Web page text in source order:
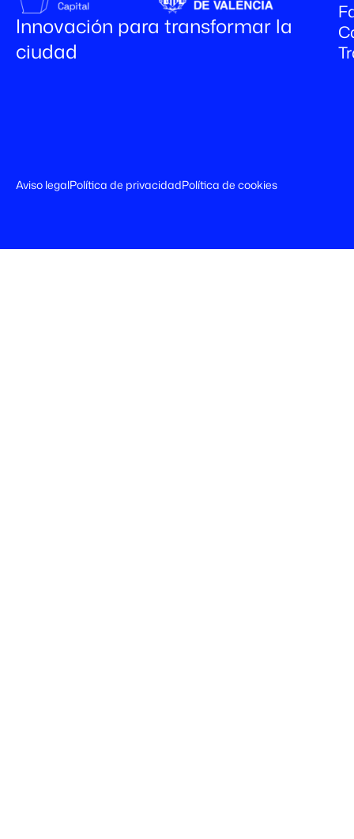
Innovación para transformar la
ciudad
Aviso legalPolítica de privacidadPolítica de cookies